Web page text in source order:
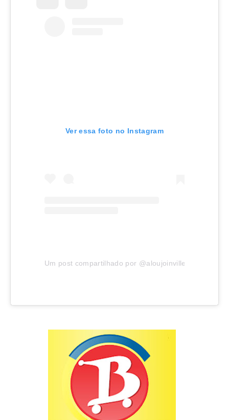
Ver essa foto no Instagram
Um post compartilhado por @aloujoinville